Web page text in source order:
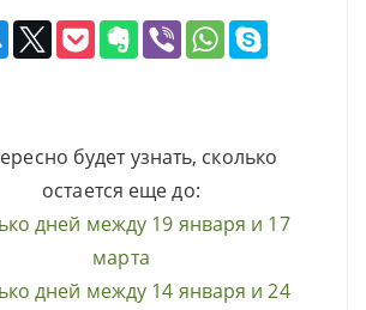
будет узнать, сколько
остается еще до:
дней между 19 января и 17
марта
дней между 14 января и 24